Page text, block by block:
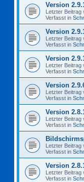
Version
Letzter Beitrag
Verfasst in
Version
Letzter Beitrag
Verfasst in
Version
Letzter Beitrag
Verfasst in
Version
Letzter Beitrag
Verfasst in
Version
Letzter Beitrag
Verfasst in
Letzter Beitrag
Verfasst in
Version
Letzter Beitrag
Verfasst in